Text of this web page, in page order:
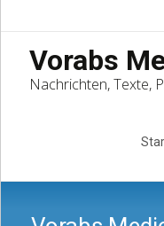
Vorabs
Nachrichten, Texte,